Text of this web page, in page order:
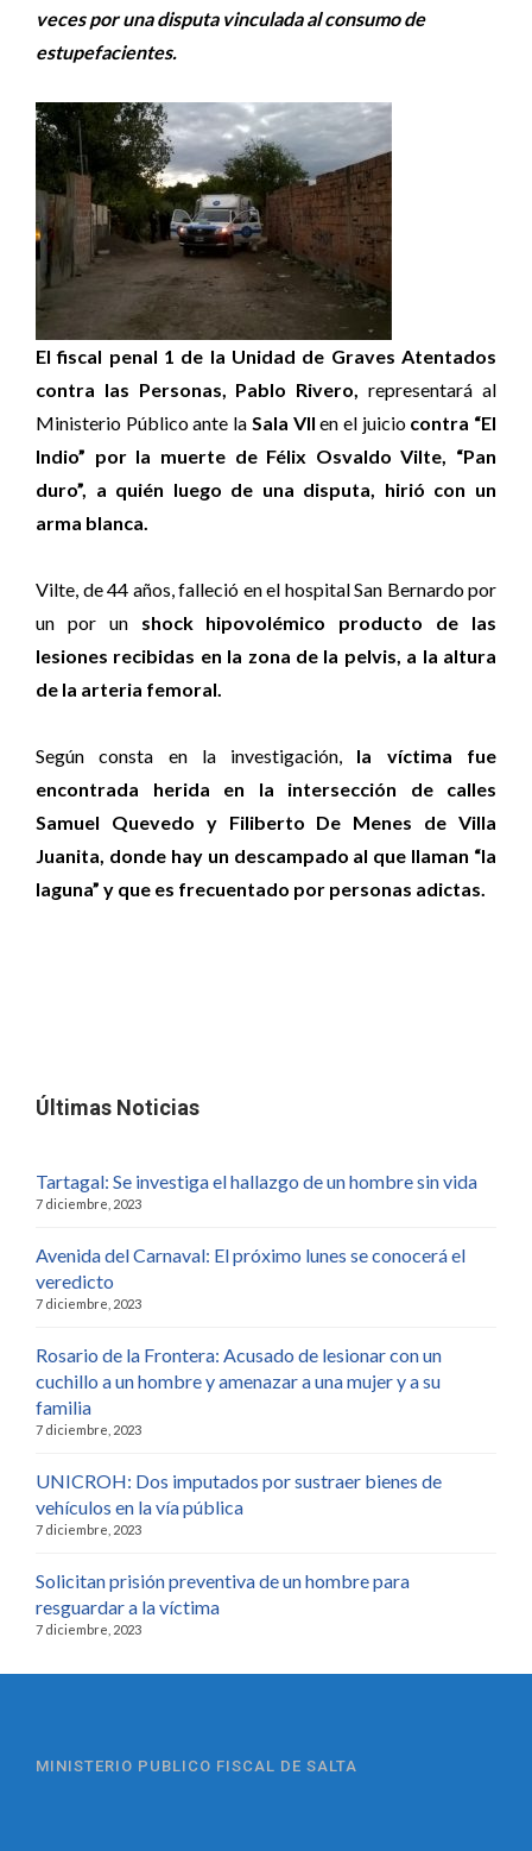
veces por una disputa vinculada al consumo de
estupefacientes.
El fiscal penal 1 de la Unidad de Graves Atentados
contra las Personas, Pablo Rivero, representará al
Ministerio Público ante la Sala VII en el juicio contra “El
Indio” por la muerte de Félix Osvaldo Vilte, “Pan
duro”, a quién luego de una disputa, hirió con un
arma blanca.
Vilte, de 44 años, falleció en el hospital San Bernardo por
un por un shock hipovolémico producto de las
lesiones recibidas en la zona de la pelvis, a la altura
de la arteria femoral.
Según consta en la investigación, la víctima fue
encontrada herida en la intersección de calles
Samuel Quevedo y Filiberto De Menes de Villa
Juanita, donde hay un descampado al que llaman “la
laguna” y que es frecuentado por personas adictas.
Últimas Noticias
Tartagal: Se investiga el hallazgo de un hombre sin vida
7 diciembre, 2023
Avenida del Carnaval: El próximo lunes se conocerá el
veredicto
7 diciembre, 2023
Rosario de la Frontera: Acusado de lesionar con un
cuchillo a un hombre y amenazar a una mujer y a su
familia
7 diciembre, 2023
UNICROH: Dos imputados por sustraer bienes de
vehículos en la vía pública
7 diciembre, 2023
Solicitan prisión preventiva de un hombre para
resguardar a la víctima
7 diciembre, 2023
MINISTERIO PUBLICO FISCAL DE SALTA